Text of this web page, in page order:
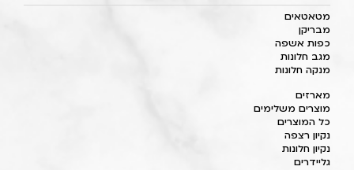
מטאטאים
מבריקן
כפות אשפה
מגב חלונות
מנקה חלונות
מארזים
מוצרים משלימים
כל המוצרים
נקיון רצפה
נקיון חלונות
גליידרים